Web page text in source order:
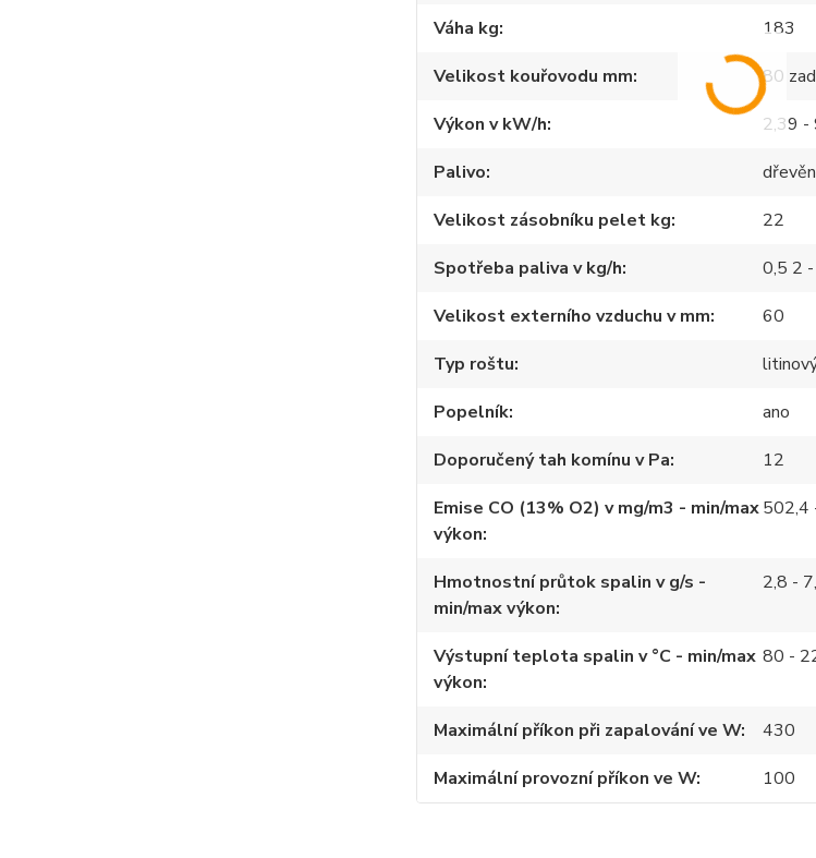
Váha kg
183
Velikost kouřovodu mm
80
Výkon v kW/h
2,39 -
Palivo
Velikost zásobníku pelet kg
22
Spotřeba paliva v kg/h
0,5 2
Velikost externího vzduchu v mm
60
Typ roštu
Popelník
ano
Doporučený tah komínu v Pa
12
Emise CO (13% O2) v mg/m3 - min/max
výkon
502,4
Hmotnostní průtok spalin v g/s -
min/max výkon
2,8 -
Výstupní teplota spalin v °C - min/max
výkon
80 -
Maximální příkon při zapalování ve W
430
Maximální provozní příkon ve W
100